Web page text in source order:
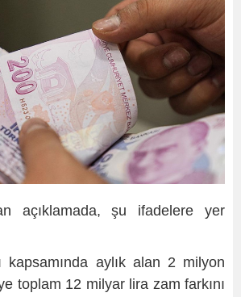
açıklamada, şu ifadelere yer
kapsamında aylık alan 2 milyon
toplam 12 milyar lira zam farkını